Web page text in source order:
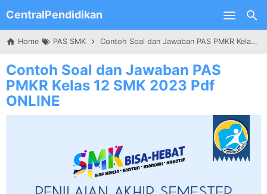
Skip to main content
CentralPendidikan
Home PAS SMK Contoh Soal dan Jawaban PAS PMKR Kelas 12 SMK 2023 Pdf ONLINE
Contoh Soal dan Jawaban PAS
PMKR Kelas 12 SMK 2023 Pdf
ONLINE